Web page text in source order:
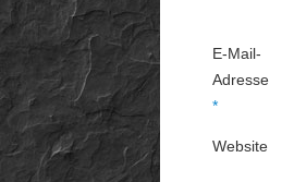
E-Mail-
Adresse
*
Website